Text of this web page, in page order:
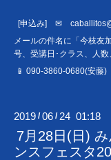
[申込み] ✉
メールの件名に「今枝
号、受講日･クラス、人数
📱 090-3860-0680(安藤)
2019 /06 / 24 01:18
7月28日(日)
ンスフェスタ